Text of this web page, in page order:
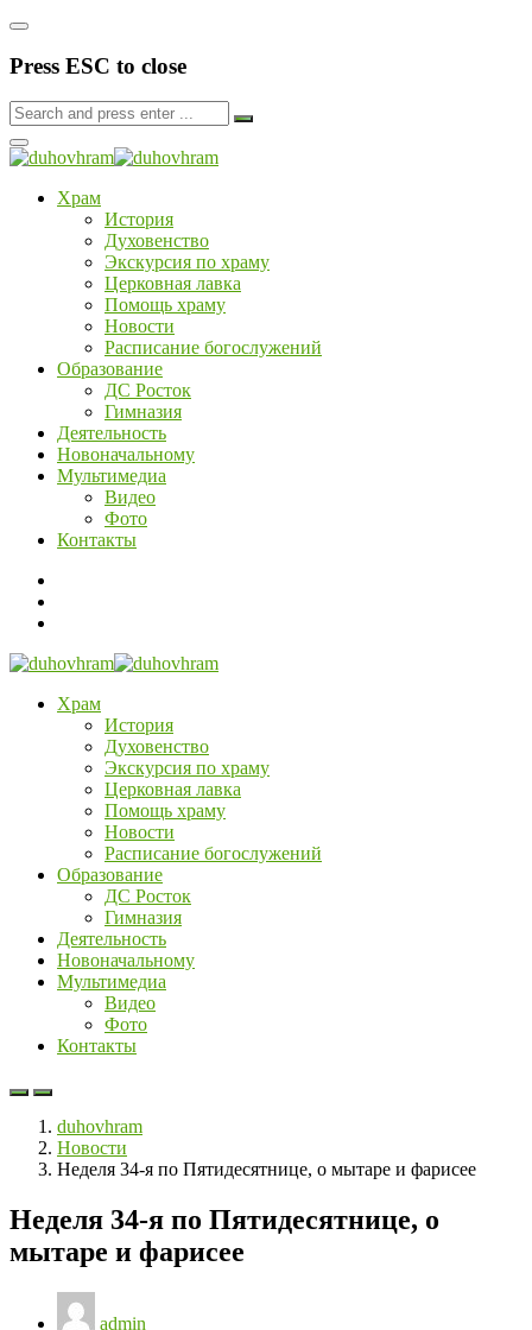
Press ESC to close
Храм
История
Духовенство
Экскурсия по храму
Церковная лавка
Помощь храму
Новости
Расписание богослужений
Образование
ДС Росток
Гимназия
Деятельность
Новоначальному
Мультимедиа
Видео
Фото
Контакты
Храм
История
Духовенство
Экскурсия по храму
Церковная лавка
Помощь храму
Новости
Расписание богослужений
Образование
ДС Росток
Гимназия
Деятельность
Новоначальному
Мультимедиа
Видео
Фото
Контакты
duhovhram
Новости
Неделя 34-я по Пятидесятнице, о мытаре и фарисее
Неделя 34-я по Пятидесятнице, о
мытаре и фарисее
admin